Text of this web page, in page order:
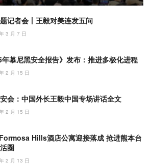
记者会丨王毅对美连发五问
3 月 7 日
年慕尼黑安全报告》发布：推进多极化进程
2 月 15 日
会：中国外长王毅中国专场讲话全文
2 月 15 日
Hills酒店公寓迎接落成 抢进熊本台
圈
2 月 13 日